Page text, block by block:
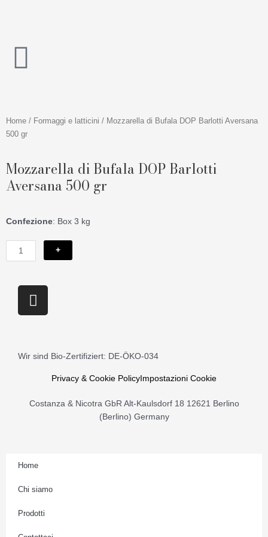
Home / Formaggi e latticini / Mozzarella di Bufala DOP Barlotti Aversana
500 gr
Mozzarella di Bufala DOP Barlotti
Aversana 500 gr
Confezione: Box 3 kg
Mozzarella
di
DOP
Barlotti
Aversana
quantità
+
I
n
a
a
m
Wir sind Bio-Zertifiziert: DE-ÖKO-034
Privacy & Cookie Policy Impostazioni Cookie
Costanza & Nicotra GbR Alt-Kaulsdorf 18 12621 Berlino
(Berlino) Germany
Home
Chi siamo
Prodotti